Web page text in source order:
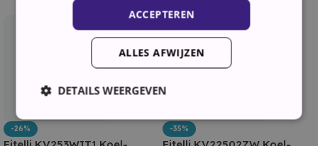
-26% -35%
ACCEPTEREN
ALLES AFWIJZEN
DETAILS WEERGEVEN